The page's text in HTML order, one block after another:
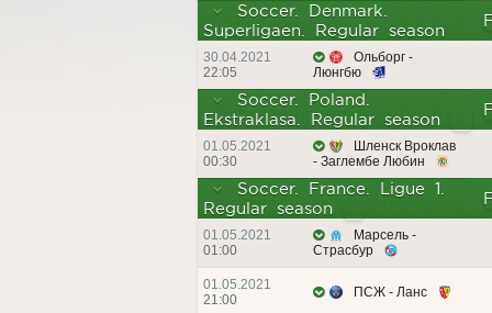
Soccer. Denmark.
Superligaen. Regular season
30.04.2021
22:05
Ольборг -
Люнгбю
Soccer. Poland.
Ekstraklasa. Regular season
01.05.2021
00:30
Шленск Вроклав
- Заглембе Любин
Soccer. France. Ligue 1.
Regular season
01.05.2021
01:00
Марсель -
Страсбур
01.05.2021
21:00
ПСЖ - Ланс